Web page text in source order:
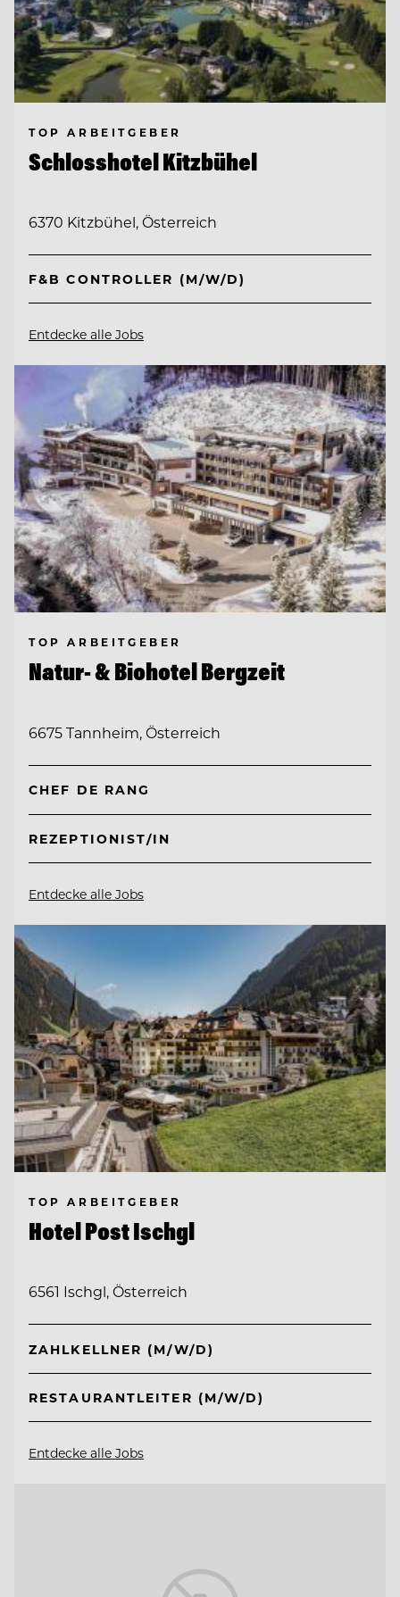
TOP ARBEITGEBER
Schlosshotel Kitzbühel
6370 Kitzbühel, Österreich
F&B CONTROLLER (M/W/D)
Entdecke alle Jobs
TOP ARBEITGEBER
Natur- & Biohotel Bergzeit
6675 Tannheim, Österreich
CHEF DE RANG
REZEPTIONIST/IN
Entdecke alle Jobs
TOP ARBEITGEBER
Hotel Post Ischgl
6561 Ischgl, Österreich
ZAHLKELLNER (M/W/D)
RESTAURANTLEITER (M/W/D)
Entdecke alle Jobs